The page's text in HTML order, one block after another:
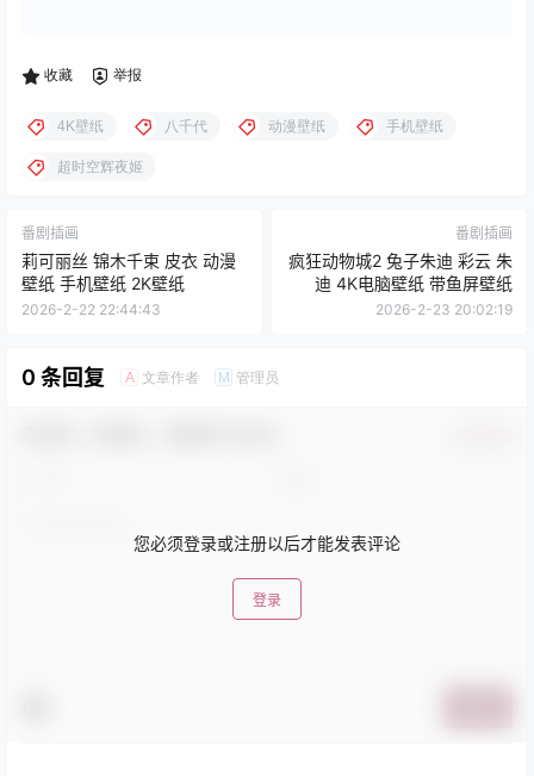
收藏 举报
4K壁纸 八千代 动漫壁纸 手机壁纸
超时空辉夜姬
番剧插画
莉可丽丝 锦木千束 皮衣 动漫
壁纸 手机壁纸 2K壁纸
2026-2-22 22:44:43
番剧插画
疯狂动物城2 兔子朱迪 彩云 朱
迪 4K电脑壁纸 带鱼屏壁纸
2026-2-23 20:02:19
0 条回复 A 文章作者 M 管理员
您必须登录或注册以后才能发表评论
登录